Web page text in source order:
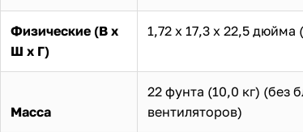
Физические (В x
Ш x Г)
1,72 х 17,3 х 22,5 дюйма
Масса
22 фунта (10,0 кг) (без
вентиляторов)